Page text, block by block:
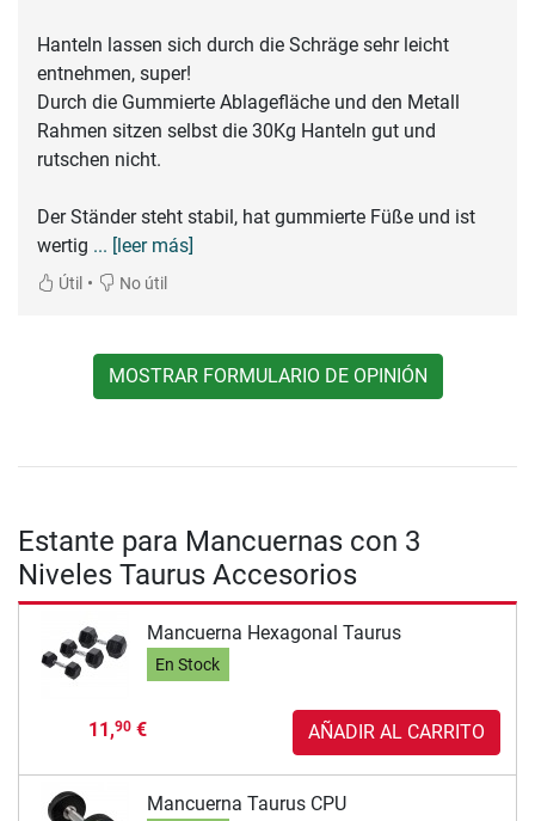
Hanteln lassen sich durch die Schräge sehr leicht
entnehmen, super!
Durch die Gummierte Ablagefläche und den Metall
Rahmen sitzen selbst die 30Kg Hanteln gut und
rutschen nicht.
Der Ständer steht stabil, hat gummierte Füße und ist
wertig ... [leer más]
Útil • No útil
MOSTRAR FORMULARIO DE OPINIÓN
Estante para Mancuernas con 3
Niveles Taurus Accesorios
Mancuerna Hexagonal Taurus
En Stock
11,90€ AÑADIR AL CARRITO
Mancuerna Taurus CPU